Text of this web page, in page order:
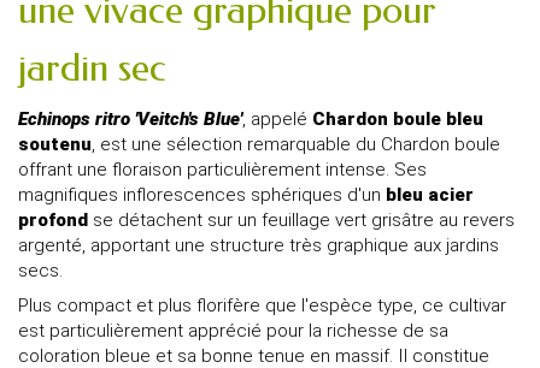
une vivace graphique pour
jardin sec
Echinops ritro 'Veitch's Blue', appelé Chardon boule bleu
soutenu, est une sélection remarquable du Chardon boule
offrant une floraison particulièrement intense. Ses
magnifiques inflorescences sphériques d'un bleu acier
profond se détachent sur un feuillage vert grisâtre au revers
argenté, apportant une structure très graphique aux jardins
secs.
Plus compact et plus florifère que l'espèce type, ce cultivar
est particulièrement apprécié pour la richesse de sa
coloration bleue et sa bonne tenue en massif. Il constitue